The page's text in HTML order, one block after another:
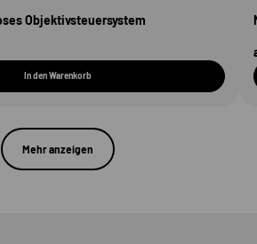
Objektivsteuersystem
In den Warenkorb
Mehr anzeigen